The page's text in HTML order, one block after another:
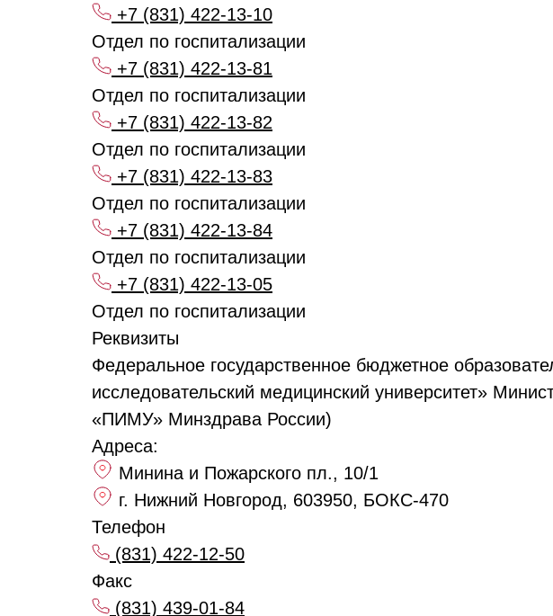
+7 (831) 422-13-10
Отдел по госпитализации
+7 (831) 422-13-81
Отдел по госпитализации
+7 (831) 422-13-82
Отдел по госпитализации
+7 (831) 422-13-83
Отдел по госпитализации
+7 (831) 422-13-84
Отдел по госпитализации
+7 (831) 422-13-05
Отдел по госпитализации
Реквизиты
Федеральное государственное бюджетное
исследовательский медицинский университет»
«ПИМУ» Минздрава России)
Адреса:
Минина и Пожарского пл., 10/1
г. Нижний Новгород, 603950, БОКС-470
Телефон
(831) 422-12-50
Факс
(831) 439-01-84